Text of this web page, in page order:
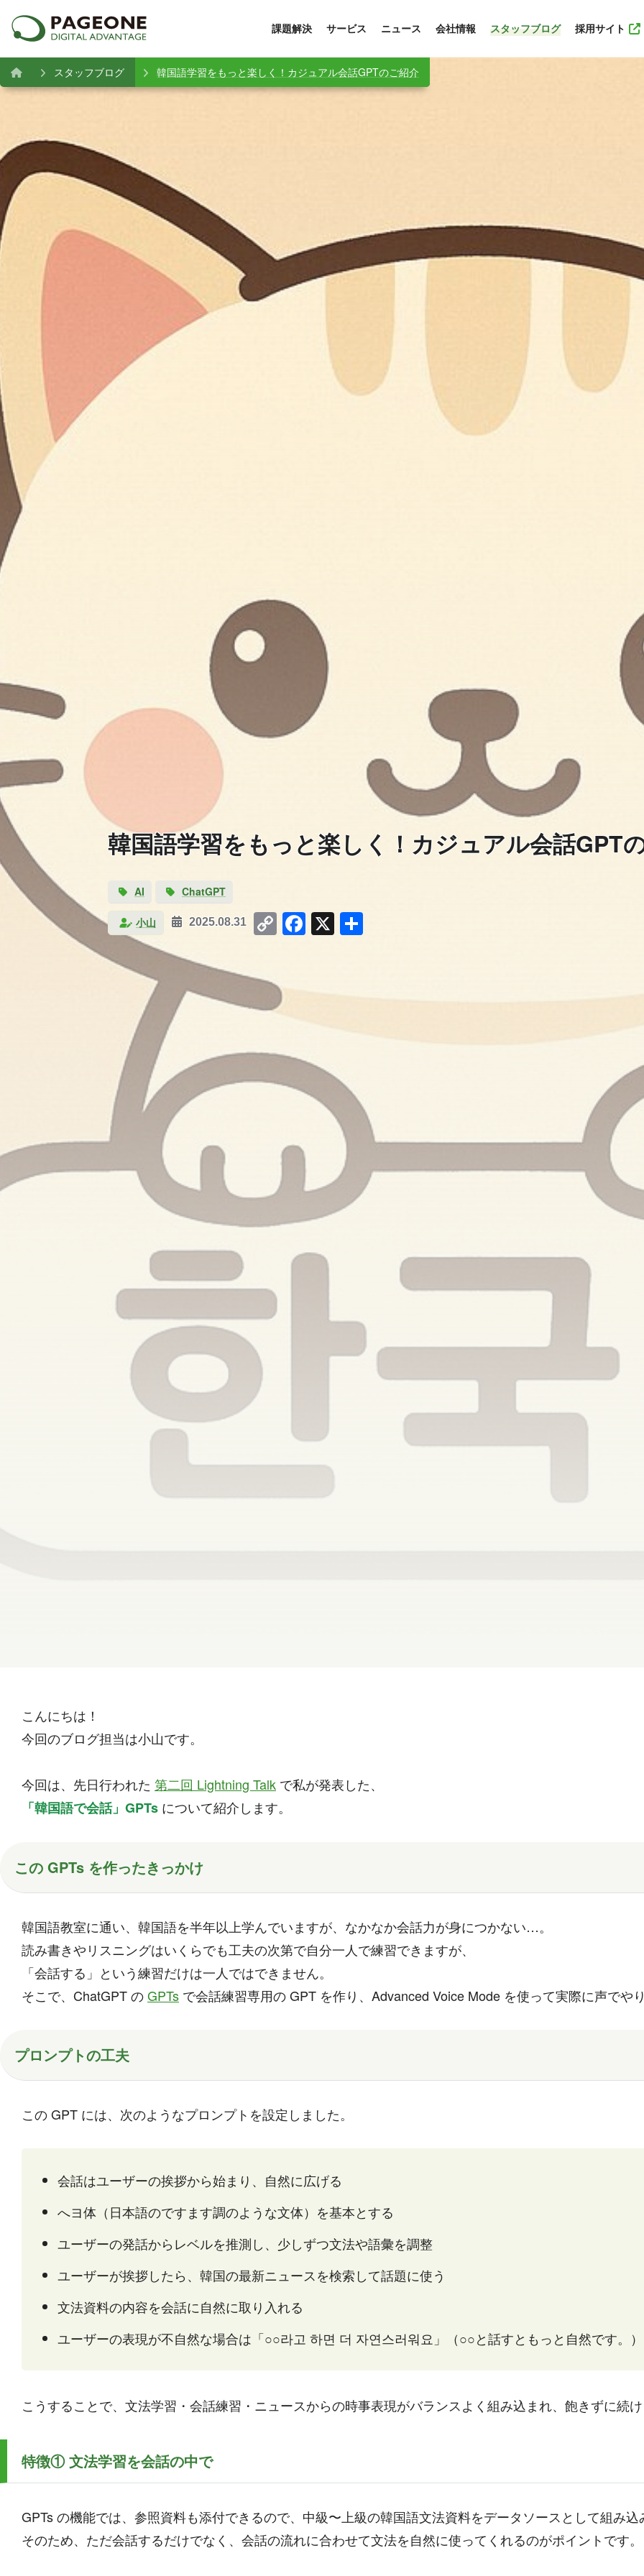
課題解決 サービス ニュース 会社情報 スタッフブログ 採用サイト
スタッフブログ 韓国語学習をもっと楽しく！カジュアル会話GPTのご紹介
韓国語学習をもっと楽しく！カジュアル会話GPT
AI ChatGPT
小山 2025.08.31 Copy
Link
Facebook
X
こんにちは！
今回のブログ担当は小山です。
今回は、先日行われた 第二回 Lightning Talk で私が発表した、
「韓国語で会話」GPTs について紹介します。
この GPTs を作ったきっかけ
韓国語教室に通い、韓国語を半年以上学んでいますが、なかなか会話力が身につかない…。
読み書きやリスニングはいくらでも工夫の次第で自分一人で練習できますが、
「会話する」という練習だけは一人ではできません。
そこで、ChatGPT のGPTs で会話練習専用の GPT を作り、Advanced Voice Mode を使って実際に声でや
プロンプトの工夫
この GPT には、次のようなプロンプトを設定しました。
会話はユーザーの挨拶から始まり、自然に広げる
へヨ体（日本語のですます調のような文体）を基本とする
ユーザーの発話からレベルを推測し、少しずつ文法や語彙を調整
ユーザーが挨拶したら、韓国の最新ニュースを検索して話題に使う
文法資料の内容を会話に自然に取り入れる
ユーザーの表現が不自然な場合は「○○라고 하면 더 자연스러워요」（○○と話すともっと自然です。
こうすることで、文法学習・会話練習・ニュースからの時事表現がバランスよく組み込まれ、飽きずに続
特徴① 文法学習を会話の中で
GPTs の機能では、参照資料も添付できるので、中級〜上級の韓国語文法資料をデータソースとして組み込
そのため、ただ会話するだけでなく、会話の流れに合わせて文法を自然に使ってくれるのがポイントです。